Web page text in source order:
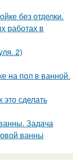
без отделки.
работах в
2)
на пол в ванной.
сделать
Задача
ванны